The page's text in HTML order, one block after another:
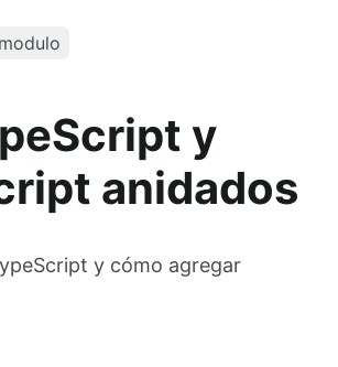
y
anidados
y cómo agregar